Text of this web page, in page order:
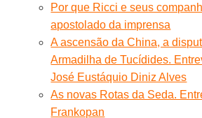
Por que Ricci e seus
apostolado da imprensa
A ascensão da China, a
Armadilha de Tucídides.
José Eustáquio Diniz Alves
As novas Rotas da Seda.
Frankopan